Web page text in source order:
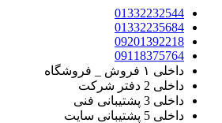
01332232544
01332235684
09201392218
09118375764
داخلی ۱ فروش _ فروشگاه
داخلی 2 دفتر شرکت
داخلی 3 پشتیبانی فنی
داخلی 5 پشتیبانی سایت